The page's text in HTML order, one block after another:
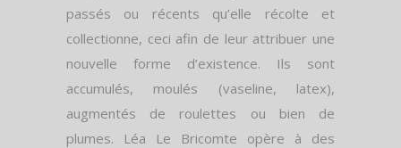
passés ou récents qu’elle récolte et
collectionne, ceci afin de leur attribuer une
nouvelle forme d’existence. Ils sont
accumulés, moulés (vaseline, latex),
augmentés de roulettes ou bien de
plumes. Léa Le Bricomte opère à des